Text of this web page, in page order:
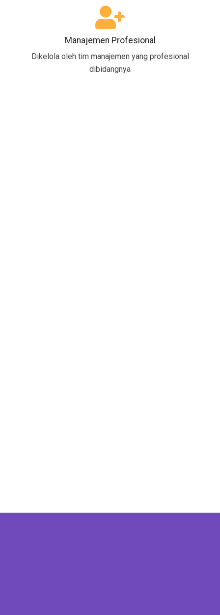
Manajemen Profesional
Dikelola oleh tim manajemen yang profesional
dibidangnya